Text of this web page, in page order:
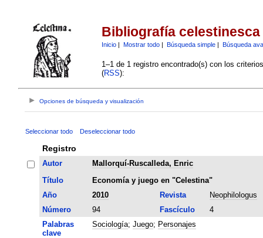
Bibliografía celestinesca
Inicio| Mostrar todo| Búsqueda simple| Búsqueda
1–1 de 1 registro encontrado(s) con los
(RSS):
Opciones de búsqueda y visualización
Seleccionar todo Deseleccionar todo
Registro
Autor
Mallorquí-Ruscalleda, Enric
Título
Economía y juego en "Celestina"
Año
2010 Revista
Neophilologus
Número
94 Fascículo
4
Palabras
clave
Sociología; Juego; Personajes